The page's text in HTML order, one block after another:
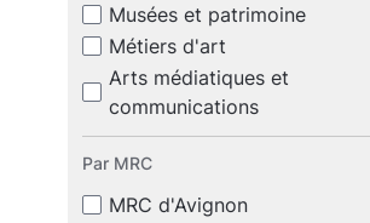
Musées et patrimoine
Métiers d'art
Arts médiatiques et
communications
Par MRC
MRC d'Avignon